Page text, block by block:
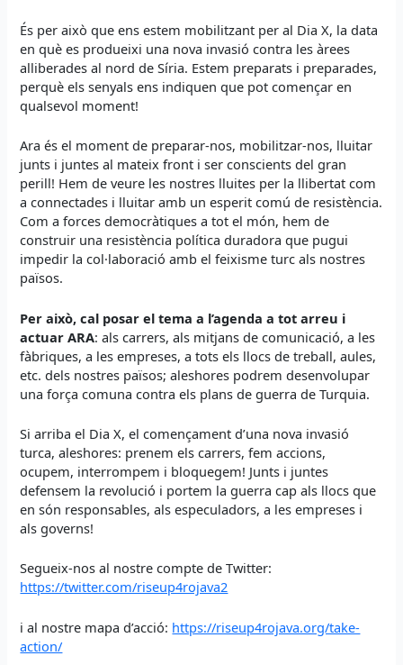
És per això que ens estem mobilitzant per al Dia X, la data
en què es produeixi una nova invasió contra les àrees
alliberades al nord de Síria. Estem preparats i preparades,
perquè els senyals ens indiquen que pot començar en
qualsevol moment!
Ara és el moment de preparar-nos, mobilitzar-nos, lluitar
junts i juntes al mateix front i ser conscients del gran
perill! Hem de veure les nostres lluites per la llibertat com
a connectades i lluitar amb un esperit comú de resistència.
Com a forces democràtiques a tot el món, hem de
construir una resistència política duradora que pugui
impedir la col·laboració amb el feixisme turc als nostres
països.
Per això, cal posar el tema a l’agenda a tot arreu i
actuar ARA: als carrers, als mitjans de comunicació, a les
fàbriques, a les empreses, a tots els llocs de treball, aules,
etc. dels nostres països; aleshores podrem desenvolupar
una força comuna contra els plans de guerra de Turquia.
Si arriba el Dia X, el començament d’una nova invasió
turca, aleshores: prenem els carrers, fem accions,
ocupem, interrompem i bloquegem! Junts i juntes
defensem la revolució i portem la guerra cap als llocs que
en són responsables, als especuladors, a les empreses i
als governs!
Segueix-nos al nostre compte de Twitter:
https://twitter.com/riseup4rojava2
i al nostre mapa d’acció: https://riseup4rojava.org/take-
action/